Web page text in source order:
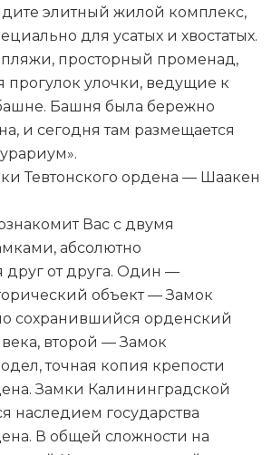
элитный жилой комплекс,
для усатых и хвостатых.
просторный променад,
улочки, ведущие к
Башня была бережно
и сегодня там размещается
Тевтонского ордена — Шаакен
Вас с двумя
абсолютно
от друга. Один —
объект — Замок
сохранившийся орденский
второй — Замок
точная копия крепости
Замки Калининградской
наследием государства
В общей сложности на